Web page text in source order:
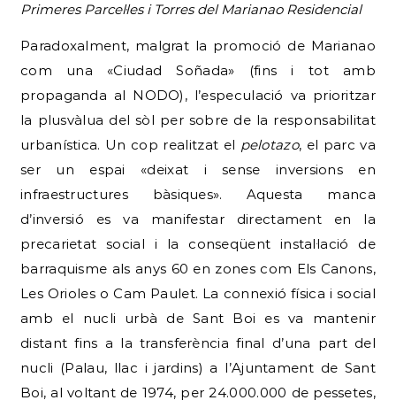
Primeres Parcel·les i Torres del Marianao Residencial
Paradoxalment, malgrat la promoció de Marianao
com una «Ciudad Soñada» (fins i tot amb
propaganda al NODO), l’especulació va prioritzar
la plusvàlua del sòl per sobre de la responsabilitat
urbanística. Un cop realitzat el pelotazo, el parc va
ser un espai «deixat i sense inversions en
infraestructures bàsiques».
Aquesta manca
d’inversió es va manifestar directament en la
precarietat social i la conseqüent instal·lació de
barraquisme als anys 60 en zones com Els Canons,
Les Orioles o Cam Paulet. La connexió física i social
amb el nucli urbà de Sant Boi es va mantenir
distant fins a la transferència final d’una part del
nucli (Palau, llac i jardins) a l’Ajuntament de Sant
Boi, al voltant de 1974, per 24.000.000 de pessetes,